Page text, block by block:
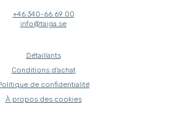
+46 340-66 69 00
info@taiga.se
Détaillants
Conditions d'achat
de confidentialité
À propos des cookies